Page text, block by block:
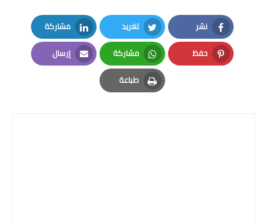
المرحلة الابتدائية
المرحلة المتوسطة
المرحلة الاعدادية
نشر
Facebook
تغريد
Twitter
مشاركة
LinkedIn
حفظ
Pinterest
مشاركة
Whatsapp
إرسال
Email
طباعة
Print